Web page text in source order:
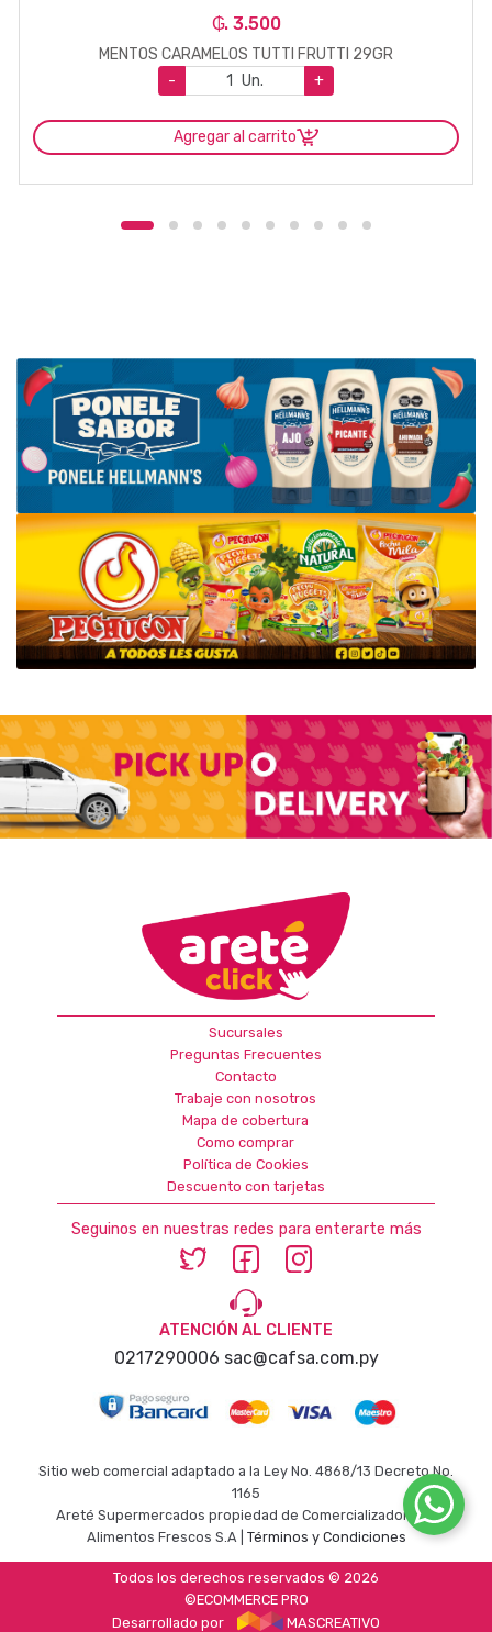
₲. 3.500
MENTOS CARAMELOS TUTTI FRUTTI 29GR
-
Un. +
Agregar al carrito
Sucursales
Preguntas Frecuentes
Contacto
Trabaje con nosotros
Mapa de cobertura
Como comprar
Política de Cookies
Descuento con tarjetas
Seguinos en nuestras redes para enterarte más
ATENCIÓN AL CLIENTE
0217290006 sac@cafsa.com.py
Sitio web comercial adaptado a la Ley No. 4868/13 Decreto No.
1165
Areté Supermercados propiedad de Comercializadora de
Alimentos Frescos S.A | Términos y Condiciones
Todos los derechos reservados © 2026
©ECOMMERCE PRO
Desarrollado por
MASCREATIVO